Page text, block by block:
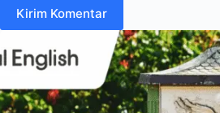
Kirim Komentar